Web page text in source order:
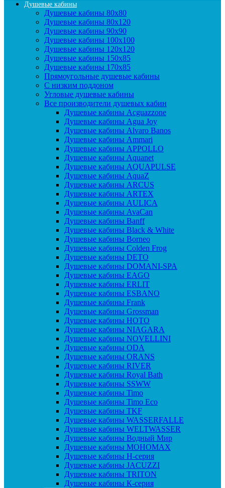
Душевые кабины
Душевые кабины 80x80
Душевые кабины 80x120
Душевые кабины 90х90
Душевые кабины 100x100
Душевые кабины 120x120
Душевые кабины 150x85
Душевые кабины 170x85
Прямоугольные душевые кабины
С низким поддоном
Угловые душевые кабины
Все производители душевых кабин
Душевые кабины Acguazzone
Душевые кабины Agua Joy
Душевые кабины Alvaro Banos
Душевые кабины Ammari
Душевые кабины APPOLLO
Душевые кабины Aquanet
Душевые кабины AQUAPULSE
Душевые кабины AquaZ
Душевые кабины ARCUS
Душевые кабины ARTEX
Душевые кабины AULICA
Душевые кабины AvaCan
Душевые кабины Banff
Душевые кабины Black & White
Душевые кабины Borneo
Душевые кабины Colden Frog
Душевые кабины DETO
Душевые кабины DOMANI-SPA
Душевые кабины EAGO
Душевые кабины ERLIT
Душевые кабины ESBANO
Душевые кабины Frank
Душевые кабины Grossman
Душевые кабины HOTO
Душевые кабины NIAGARA
Душевые кабины NOVELLINI
Душевые кабины ODA
Душевые кабины ORANS
Душевые кабины RIVER
Душевые кабины Royal Bath
Душевые кабины SSWW
Душевые кабины Timo
Душевые кабины Timo Eco
Душевые кабины TKF
Душевые кабины WASSERFALLE
Душевые кабины WELTWASSER
Душевые кабины Водный Мир
Душевые кабины МОНОМАХ
Душевые кабины H-серия
Душевые кабины JACUZZI
Душевые кабины TRITON
Душевые кабины К-серия